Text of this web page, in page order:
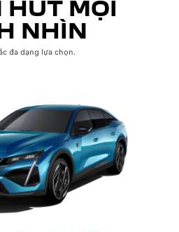
HÚT MỌI
NHÌN
đa dạng lựa chọn.